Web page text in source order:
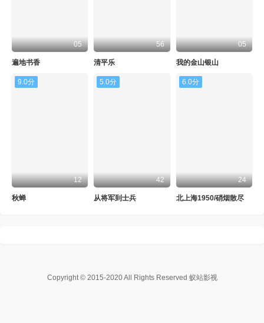
05
遍地书香
56
清平乐
05
我的金山银山
9.0分
12
秋蝉
5.0分
42
从将军到士兵
6.0分
24
北上海1950/硝烟散尽
Copyright © 2015-2020All Rights Reserved 蚁站影视